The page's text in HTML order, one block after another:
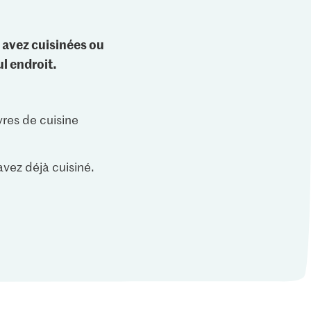
cuisinées ou
endroit.
de cuisine
déjà cuisiné.